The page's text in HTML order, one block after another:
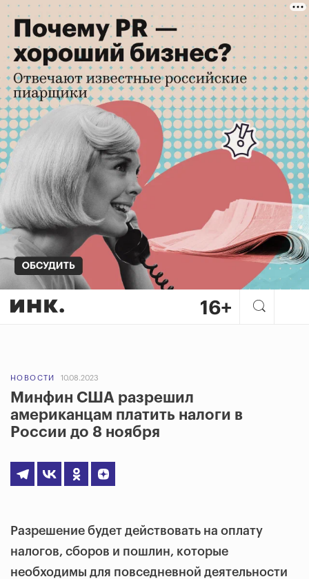
НОВОСТИ 10.08.2023
Минфин США разрешил
американцам платить налоги в
России до 8 ноября
Разрешение будет действовать на оплату
налогов, сборов и пошлин, которые
необходимы для повседневной деятельности